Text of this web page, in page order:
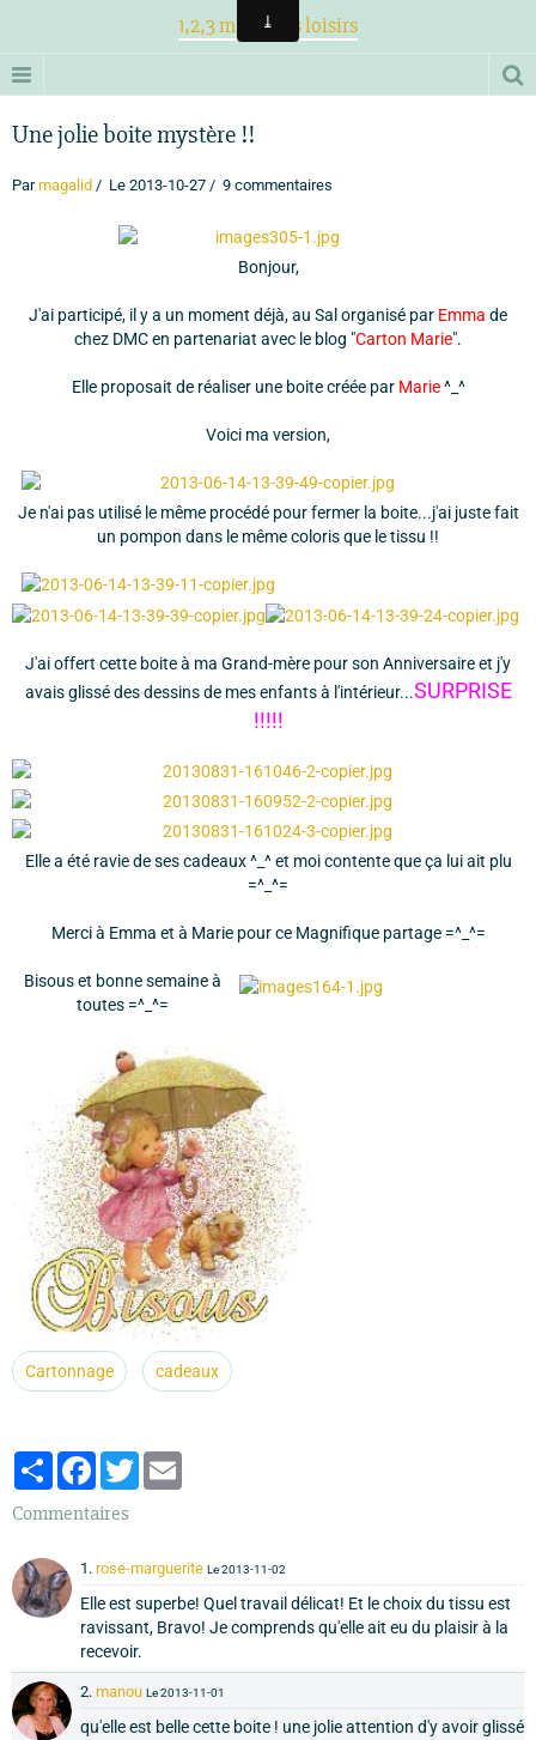
1,2,3 magiques loisirs
Une jolie boite mystère !!
Parmagalid Le 2013-10-27 9 commentaires
Bonjour,
J'ai participé, il y a un moment déjà, au Sal organisé par Emma de
chez DMC en partenariat avec le blog "Carton Marie".
Elle proposait de réaliser une boite créée par Marie^_^
Voici ma version,
Je n'ai pas utilisé le même procédé pour fermer la boite...j'ai juste fait
un pompon dans le même coloris que le tissu !!
J'ai offert cette boite à ma Grand-mère pour son Anniversaire et j'y
avais glissé des dessins de mes enfants à l'intérieur...SURPRISE
!!!!!
Elle a été ravie de ses cadeaux ^_^ et moi contente que ça lui ait plu
=^_^=
Merci à Emma et à Marie pour ce Magnifique partage =^_^=
Bisous et bonne semaine à
toutes =^_^=
Cartonnage cadeaux
PartagerFacebook
Twitter
Commentaires
1. rose-marguerite Le 2013-11-02
Elle est superbe! Quel travail délicat! Et le choix du tissu est
ravissant, Bravo! Je comprends qu'elle ait eu du plaisir à la
recevoir.
2. manou Le 2013-11-01
qu'elle est belle cette boite ! une jolie attention d'y avoir glissé